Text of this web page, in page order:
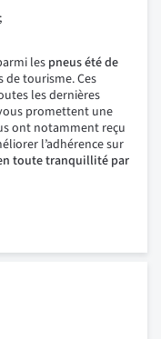
les pneus été de
de tourisme. Ces
les dernières
promettent une
ont notamment reçu
l’adhérence sur
toute tranquillité par